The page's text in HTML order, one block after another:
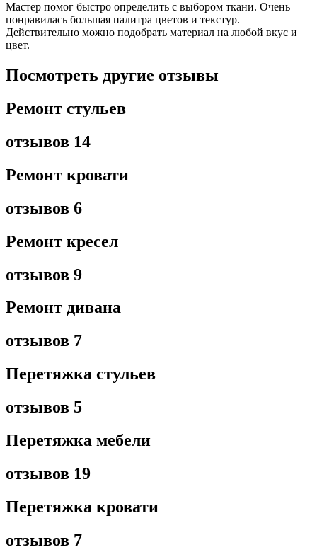
Мастер помог быстро определить с выбором ткани. Очень
понравилась большая палитра цветов и текстур.
Действительно можно подобрать материал на любой вкус и
цвет.
Посмотреть другие отзывы
Ремонт стульев
отзывов 14
Ремонт кровати
отзывов 6
Ремонт кресел
отзывов 9
Ремонт дивана
отзывов 7
Перетяжка стульев
отзывов 5
Перетяжка мебели
отзывов 19
Перетяжка кровати
отзывов 7